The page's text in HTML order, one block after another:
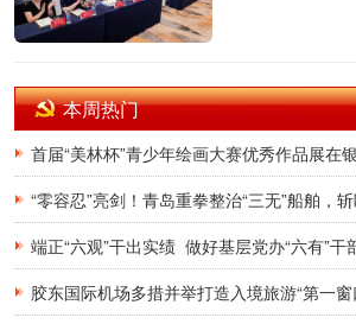
本周热门
“零容忍”亮剑！青岛重拳整治“三无”船舶，
端正“六观”干出实绩 做好基层党办“六有”干